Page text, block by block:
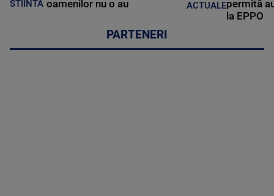
STIINTA oamenilor nu o au
ACTUALEpermită
la EPPO
PARTENERI